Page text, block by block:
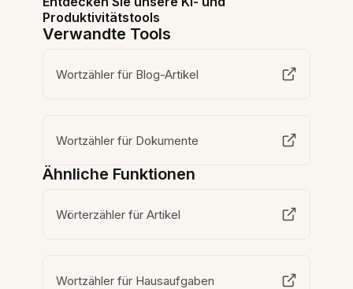
Produktivitätstools
Verwandte Tools
Wortzähler für Blog-Artikel
Wortzähler für Dokumente
Ähnliche Funktionen
Wörterzähler für Artikel
Wortzähler für Hausaufgaben